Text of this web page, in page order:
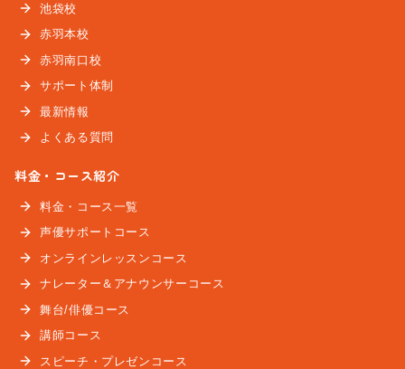
池袋校
赤羽本校
赤羽南口校
サポート体制
最新情報
よくある質問
料金・コース紹介
料金・コース一覧
声優サポートコース
オンラインレッスンコース
ナレーター＆アナウンサーコース
舞台/俳優コース
講師コース
スピーチ・プレゼンコース